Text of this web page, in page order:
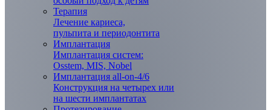
Терапия
Лечение кариеса,
пульпита и периодонтита
Имплантация
Имплантация систем:
Osstem, MIS, Nobel
Имплантация all-on-4/6
Конструкция на четырех или
на шести имплантатах